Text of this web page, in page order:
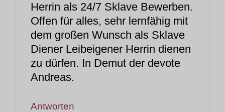
Herrin als 24/7 Sklave Bewerben.
Offen für alles, sehr lernfähig mit
dem großen Wunsch als Sklave
Diener Leibeigener Herrin dienen
zu dürfen. In Demut der devote
Andreas.
Antworten